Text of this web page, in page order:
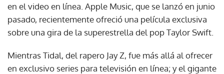
en el video en línea. Apple Music, que se lanzó en junio
pasado, recientemente ofreció una película exclusiva
sobre una gira de la superestrella del pop Taylor Swift.
Mientras Tidal, del rapero Jay Z, fue más allá al ofrecer
en exclusivo series para televisión en línea; y el gigante